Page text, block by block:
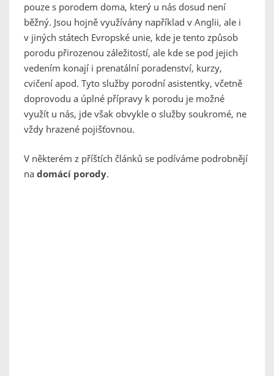
pouze s porodem doma, který u nás dosud není
běžný. Jsou hojně využívány například v Anglii, ale i
v jiných státech Evropské unie, kde je tento způsob
porodu přirozenou záležitostí, ale kde se pod jejich
vedením konají i prenatální poradenství, kurzy,
cvičení apod. Tyto služby porodní asistentky, včetně
doprovodu a úplné přípravy k porodu je možné
využít u nás, jde však obvykle o služby soukromé, ne
vždy hrazené pojišťovnou.
V některém z příštích článků se podíváme podrobnějí
na domácí porody.